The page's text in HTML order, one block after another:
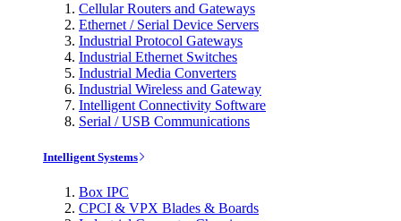
Cellular Routers and Gateways
Ethernet / Serial Device Servers
Industrial Protocol Gateways
Industrial Ethernet Switches
Industrial Media Converters
Industrial Wireless and Gateway
Intelligent Connectivity Software
Serial / USB Communications
Intelligent Systems
Box IPC
CPCI & VPX Blades & Boards